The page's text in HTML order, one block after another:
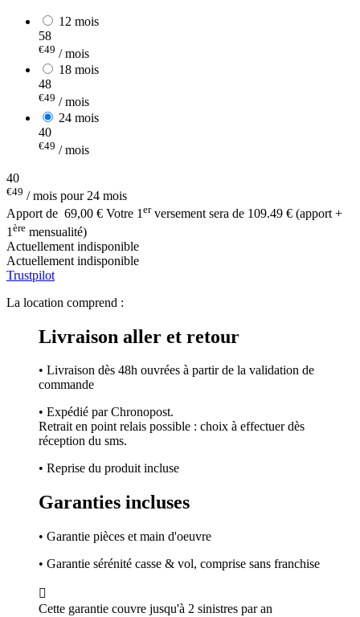
12 mois
58
€49 / mois
18 mois
48
€49 / mois
24 mois
40
€49 / mois
40
€49 / mois pour 24 mois
Apport de 69,00 € Votre 1 erversement sera de 109.49 € (apport +
1 ère mensualité)
Actuellement indisponible
Actuellement indisponible
Trustpilot
La location comprend :
Livraison aller et retour
• Livraison dès 48h ouvrées à partir de la validation de
commande
• Expédié par Chronopost.
Retrait en point relais possible : choix à effectuer dès
réception du sms.
• Reprise du produit incluse
Garanties incluses
• Garantie pièces et main d'oeuvre
• Garantie sérénité casse & vol, comprise sans franchise

Cette garantie couvre jusqu'à 2 sinistres par an